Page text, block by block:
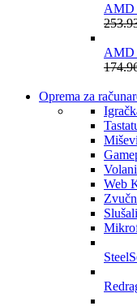
AMD
AMD
Oprema za
Miševi
Volani
Web